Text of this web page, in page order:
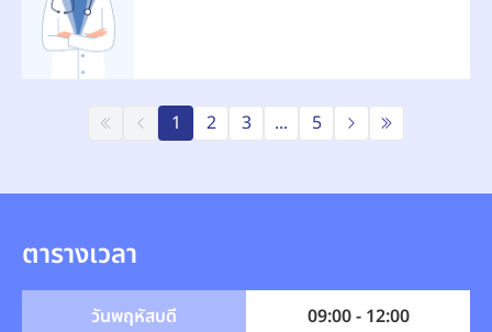
1 2 3 ... 5
ตารางเวลา
วันพฤหัสบดี
09:00 - 12:00